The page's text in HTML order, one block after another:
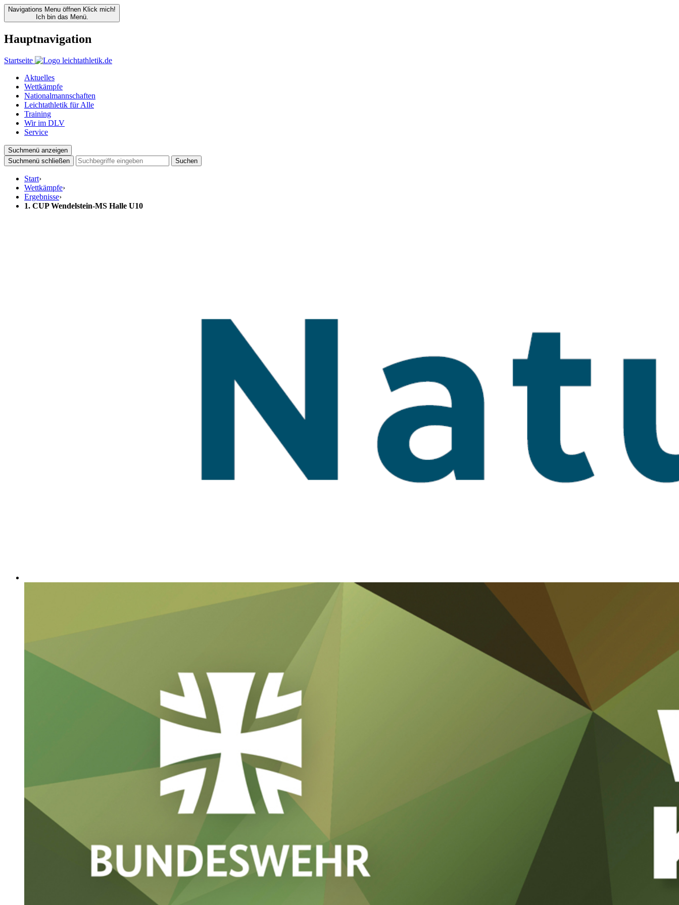
Navigations Menu öffnen Klick mich!
Ich bin das Menü.
Hauptnavigation
Startseite
Aktuelles
Wettkämpfe
Nationalmannschaften
Leichtathletik für Alle
Training
Wir im DLV
Service
Suchmenü anzeigen
Suchmenü schließen
Suchen
Start›
Wettkämpfe›
Ergebnisse›
1. CUP Wendelstein-MS Halle U10